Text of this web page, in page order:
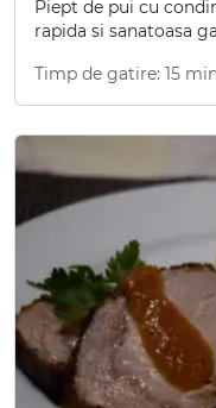
Piept de pui cu
rapida si sanatoasa
Timp de gatire: 15